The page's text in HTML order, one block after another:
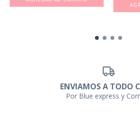
ENVIAMOS A TODO
Por Blue express y